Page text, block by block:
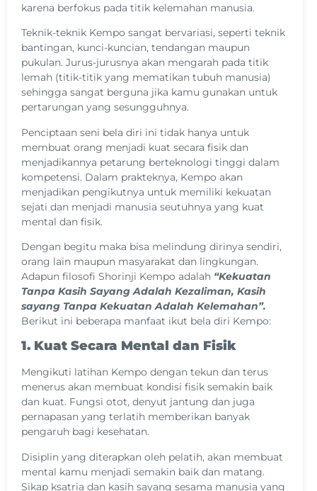
karena berfokus pada titik kelemahan manusia.
Teknik-teknik Kempo sangat bervariasi, seperti teknik
bantingan, kunci-kuncian, tendangan maupun
pukulan. Jurus-jurusnya akan mengarah pada titik
lemah (titik-titik yang mematikan tubuh manusia)
sehingga sangat berguna jika kamu gunakan untuk
pertarungan yang sesungguhnya.
Penciptaan seni bela diri ini tidak hanya untuk
membuat orang menjadi kuat secara fisik dan
menjadikannya petarung berteknologi tinggi dalam
kompetensi. Dalam prakteknya, Kempo akan
menjadikan pengikutnya untuk memiliki kekuatan
sejati dan menjadi manusia seutuhnya yang kuat
mental dan fisik.
Dengan begitu maka bisa melindung dirinya sendiri,
orang lain maupun masyarakat dan lingkungan.
Adapun filosofi Shorinji Kempo adalah “Kekuatan
Tanpa Kasih Sayang Adalah Kezaliman, Kasih
sayang Tanpa Kekuatan Adalah Kelemahan”.
Berikut ini beberapa manfaat ikut bela diri Kempo:
1. Kuat Secara Mental dan Fisik
Mengikuti latihan Kempo dengan tekun dan terus
menerus akan membuat kondisi fisik semakin baik
dan kuat. Fungsi otot, denyut jantung dan juga
pernapasan yang terlatih memberikan banyak
pengaruh bagi kesehatan.
Disiplin yang diterapkan oleh pelatih, akan membuat
mental kamu menjadi semakin baik dan matang.
Sikap ksatria dan kasih sayang sesama manusia yang